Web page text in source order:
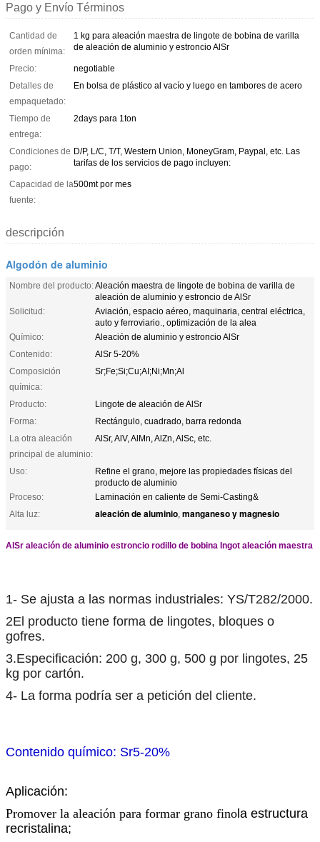
Pago y Envío Términos
Cantidad de
orden mínima:
1 kg para aleación maestra de lingote de bobina de varilla
de aleación de aluminio y estroncio AlSr
Precio:
negotiable
Detalles de
empaquetado:
En bolsa de plástico al vacío y luego en tambores de acero
Tiempo de
entrega:
2days para 1ton
Condiciones de
pago:
D/P, L/C, T/T, Western Union, MoneyGram, Paypal, etc. Las
tarifas de los servicios de pago incluyen:
Capacidad de la
fuente:
500mt por mes
descripción
Algodón de aluminio
Nombre del producto:Aleación maestra de lingote de bobina de varilla de
aleación de aluminio y estroncio de AlSr
Solicitud:
Aviación, espacio aéreo, maquinaria, central eléctrica,
auto y ferroviario., optimización de la alea
Químico:
Aleación de aluminio y estroncio AlSr
Contenido:
AlSr 5-20%
Composición
química:
Sr;Fe;Si;Cu;AI;Ni;Mn;Al
Producto:
Lingote de aleación de AlSr
Forma:
Rectángulo, cuadrado, barra redonda
La otra aleación
principal de aluminio:
AlSr, AlV, AlMn, AlZn, AlSc, etc.
Uso:
Refine el grano, mejore las propiedades físicas del
producto de aluminio
Proceso:
Laminación en caliente de Semi-Casting&
Alta luz:
aleación de aluminio, manganeso y magnesio
AlSr aleación de aluminio estroncio rodillo de bobina Ingot aleación maestra
1- Se ajusta a las normas industriales: YS/T282/2000.
2El producto tiene forma de lingotes, bloques o
gofres.
3.Especificación: 200 g, 300 g, 500 g por lingotes, 25
kg por cartón.
4- La forma podría ser a petición del cliente.
Contenido químico: Sr5-20%
Aplicación:
Promover la aleación para formar grano finola estructura
recristalina;